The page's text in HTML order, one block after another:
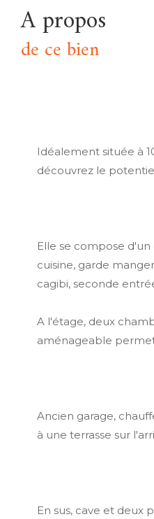
a propos
de ce bien
Idéalement située à
découvrez le
Elle se compose
cuisine, garde
cagibi, seconde
A l'étage, deux
aménageable
Ancien garage,
à une terrasse sur
En sus, cave et deux